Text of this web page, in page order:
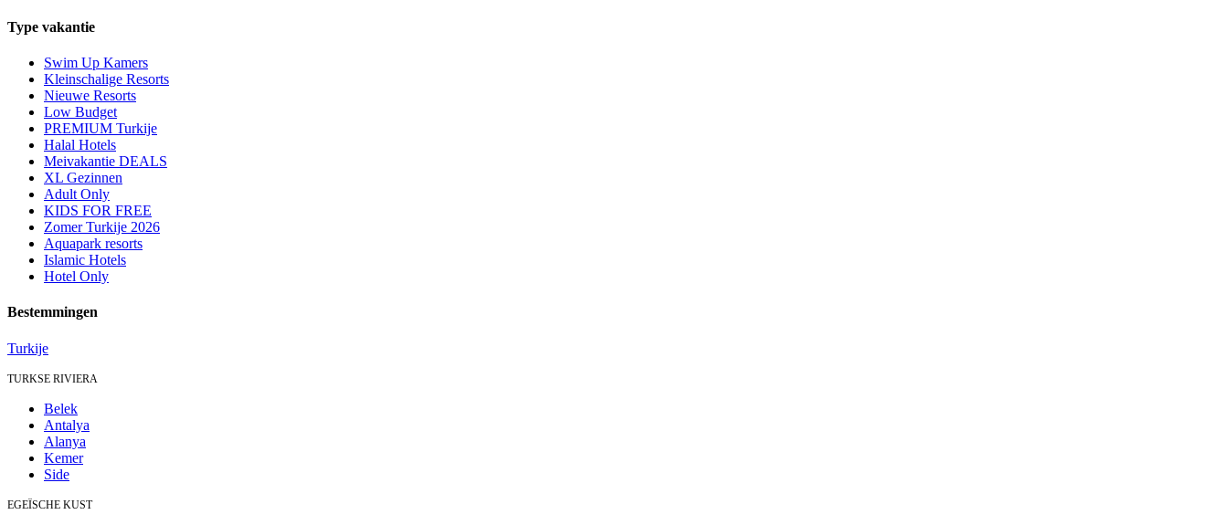
Type vakantie
Swim Up Kamers
Kleinschalige Resorts
Nieuwe Resorts
Low Budget
PREMIUM Turkije
Halal Hotels
Meivakantie DEALS
XL Gezinnen
Adult Only
KIDS FOR FREE
Zomer Turkije 2026
Aquapark resorts
Islamic Hotels
Hotel Only
Bestemmingen
Turkije
TURKSE RIVIERA
Belek
Antalya
Alanya
Kemer
Side
EGEÏSCHE KUST